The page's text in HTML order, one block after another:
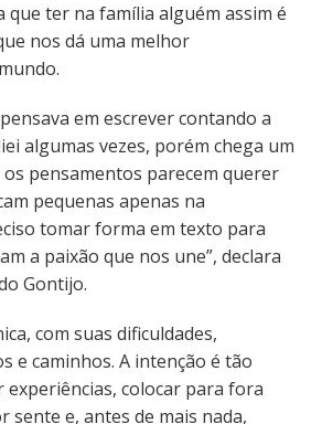
que ter na família alguém assim é
nos dá uma melhor
em escrever contando a
algumas vezes, porém chega um
pensamentos parecem querer
pequenas apenas na
tomar forma em texto para
a paixão que nos une”, declara
Gontijo.
com suas dificuldades,
e caminhos. A intenção é tão
colocar para fora
sente e, antes de mais nada,